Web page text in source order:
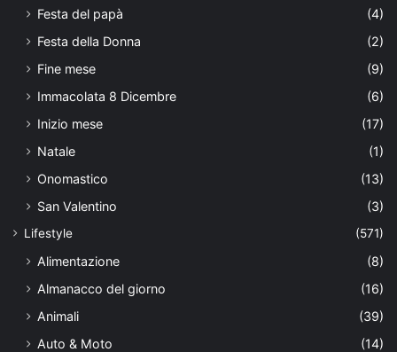
Festa del papà
(4)
Festa della Donna
(2)
Fine mese
(9)
Immacolata 8 Dicembre
(6)
Inizio mese
(17)
Natale
(1)
Onomastico
(13)
San Valentino
(3)
Lifestyle (571)
Alimentazione
(8)
Almanacco del giorno
(16)
Animali
(39)
Auto & Moto
(14)